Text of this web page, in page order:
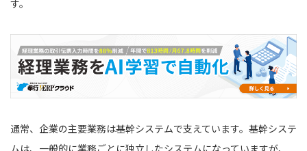
す。
通常、企業の主要業務は基幹システムで支えています。基幹システ
ムは、一般的に業務ごとに独立したシステムになっていますが、